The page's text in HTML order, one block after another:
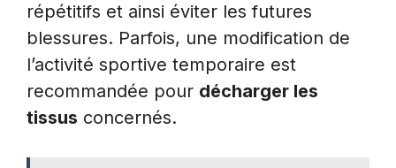
répétitifs et ainsi éviter les futures
blessures. Parfois, une modification de
l’activité sportive temporaire est
recommandée pour décharger les
tissus concernés.